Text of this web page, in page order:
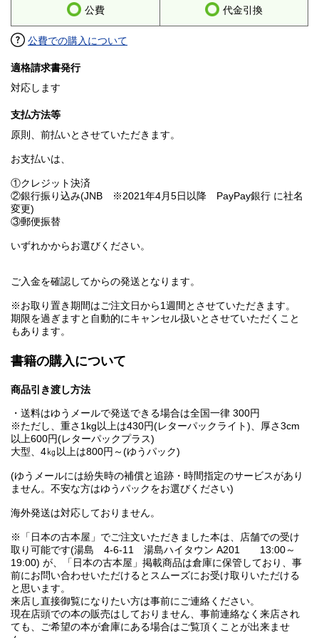
公費 代金引換
公費での購入について
適格請求書発行
対応します
支払方法等
原則、前払いとさせていただきます。
お支払いは、
①クレジット決済
②銀行振り込み(JNB ※2021年4月5日以降 PayPay銀行 に社名
変更)
③郵便振替
いずれかからお選びください。
ご入金を確認してからの発送となります。
※お取り置き期間はご注文日から1週間とさせていただきます。
期限を過ぎますと自動的にキャンセル扱いとさせていただくこと
もあります。
書籍の購入について
商品引き渡し方法
・送料はゆうメールで発送できる場合は全国一律 300円
※ただし、重さ1kg以上は430円(レターパックライト)、厚さ3cm
以上600円(レターパックプラス)
大型、4㎏以上は800円～(ゆうパック)
(ゆうメールには紛失時の補償と追跡・時間指定のサービスがあり
ません。不安な方はゆうパックをお選びください)
海外発送は対応しておりません。
※「日本の古本屋」でご注文いただきました本は、店舗での受け
取り可能です(湯島 4-6-11 湯島ハイタウン A201 13:00～
19:00) が、「日本の古本屋」掲載商品は倉庫に保管しており、事
前にお問い合わせいただけるとスムーズにお受け取りいただける
と思います。
来店し直接御覧になりたい方は事前にご連絡ください。
現在店頭での本の販売はしておりません、事前連絡なく来店され
ても、ご希望の本が倉庫にある場合はご覧頂くことが出来ませ